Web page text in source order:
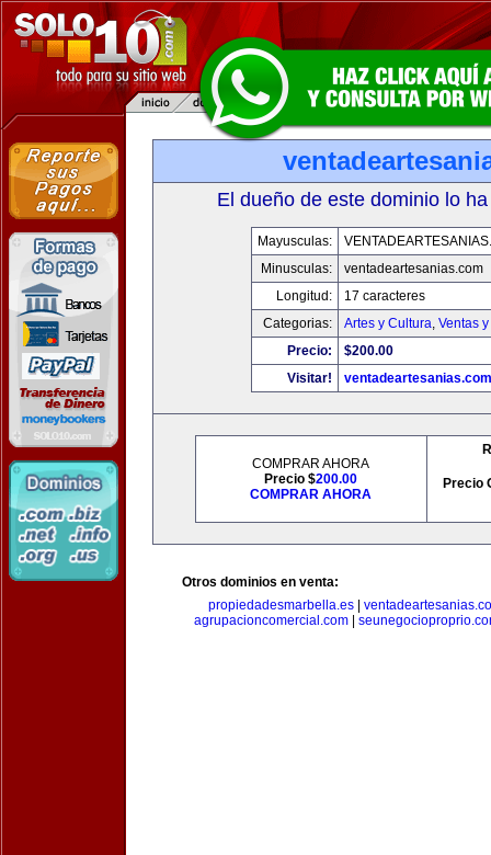
El dueño de este dominio lo
Mayusculas:
Minusculas:
ventadeartesanias.com
Longitud:
17 caracteres
Categorias:
Artes y Cultura, Ventas
Precio:
$200.00
Visitar!
ventadeartesanias.com
COMPRAR AHORA
Precio $200.00
COMPRAR AHORA
Precio
Otros dominios en venta:
propiedadesmarbella.es|
agrupacioncomercial.com